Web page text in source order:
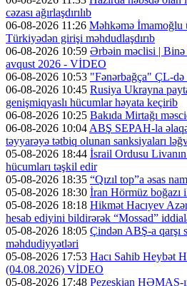
cəzası ağırlaşdırılıb
06-08-2026 11:26 Məhkəmə İmamoğlu
Türkiyədən girişi məhdudlaşdırıb
06-08-2026 10:59 Ərbəin məclisi | Binə
avqust 2026 - VİDEO
06-08-2026 10:53 "Fənərbağça" ÇL-
06-08-2026 10:45 Rusiya Ukrayna
genişmiqyaslı hücumlar həyata keçirib
06-08-2026 10:25 Bakıda Mirtağı
06-08-2026 10:04 ABŞ SEPAH-la
təyyarəyə tətbiq olunan sanksiyaları
05-08-2026 18:44 İsrail Ordusu
hücumları təşkil edir
05-08-2026 18:35 “Qızıl top”a əsas
05-08-2026 18:30 İran Hörmüz boğazı
05-08-2026 18:18 Hikmət Hacıyev
hesab ediyini bildirərək “Mossad”
05-08-2026 18:05 Çindən ABŞ-a qarşı
məhdudiyyətləri
05-08-2026 17:53 Hacı Sahib Heybət
(04.08.2026) VİDEO
05-08-2026 17:48 Pezeşkian HƏMAS-